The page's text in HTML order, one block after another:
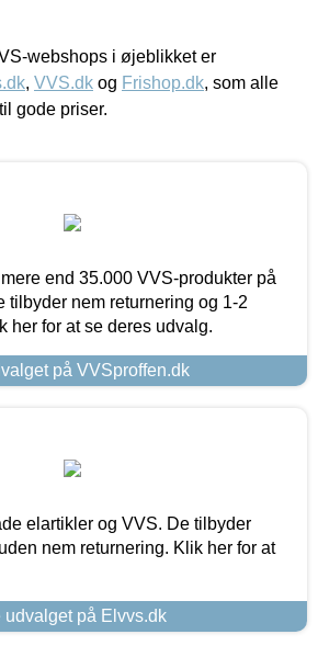
webshops i øjeblikket er
, VVS.dk og Frishop.dk, som alle
gode priser.
end 35.000 VVS-produkter på
tilbyder nem returnering og 1-2
her for at se deres udvalg.
på VVSproffen.dk
elartikler og VVS. De tilbyder
nem returnering. Klik her for at
udvalget på Elvvs.dk